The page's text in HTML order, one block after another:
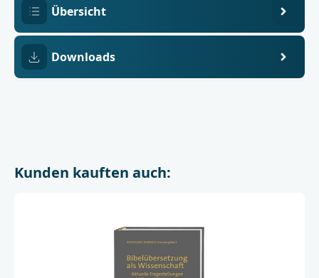
Übersicht
Downloads
Kunden kauften auch: